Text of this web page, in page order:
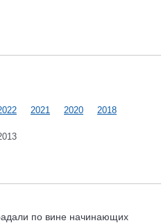
2021 2020 2018
по вине начинающих